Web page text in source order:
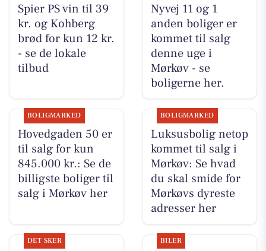
Spier PS vin til 39
kr. og Kohberg
brød for kun 12 kr.
- se de lokale
tilbud
Nyvej 11 og 1
anden boliger er
kommet til salg
denne uge i
Mørkøv - se
boligerne her.
BOLIGMARKED
Hovedgaden 50 er
til salg for kun
845.000 kr.: Se de
billigste boliger til
salg i Mørkøv her
BOLIGMARKED
Luksusbolig netop
kommet til salg i
Mørkøv: Se hvad
du skal smide for
Mørkøvs dyreste
adresser her
DET SKER BILER